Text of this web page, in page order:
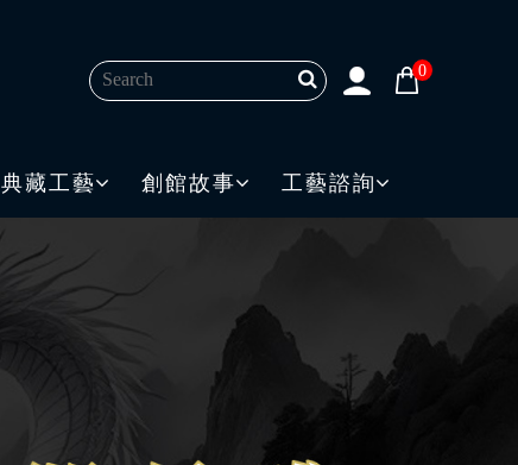
0
典藏工藝 創館故事 工藝諮詢